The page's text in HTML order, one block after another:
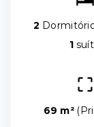
2
1
69 m² (